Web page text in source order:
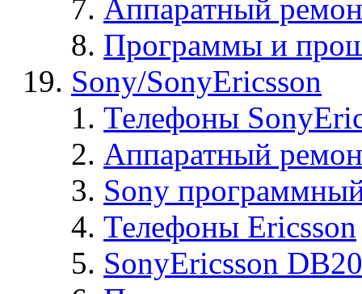
Аппаратный
Программы и
Sony/SonyEricsson
Телефоны
Аппаратный
Sony
Телефоны Ericsson
SonyEricsson